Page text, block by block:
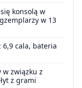
konsolą w
w 13
6,9 cala, bateria
w związku z
z grami